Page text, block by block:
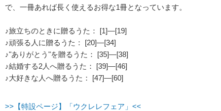
で、一冊あれば長く使えるお得な1冊となっています。
♪旅立ちのときに贈るうた： [1]―[19]
♪頑張る人に贈るうた： [20]―[34]
♪"ありがとう"を贈るうた： [35]―[38]
♪結婚する2人へ贈るうた： [39]―[46]
♪大好きな人へ贈るうた： [47]―[60]
>>【特設ページ】「ウクレレフェア」<<